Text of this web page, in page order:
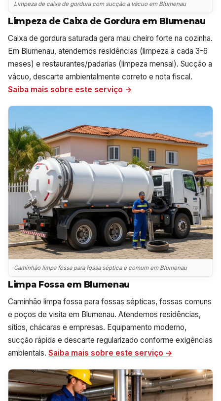
Limpeza de caixa de gordura com sucção a vácuo em Blumenau
Limpeza de Caixa de Gordura em Blumenau
Caixa de gordura saturada gera mau cheiro forte na cozinha.
Em Blumenau, atendemos residências (limpeza a cada 3-6
meses) e restaurantes/padarias (limpeza mensal). Sucção a
vácuo, descarte ambientalmente correto e nota fiscal.
Saiba mais sobre este serviço →
Caminhão limpa fossa para fossa séptica e comum em Blumenau
Limpa Fossa em Blumenau
Caminhão limpa fossa para fossas sépticas, fossas comuns
e poços de visita em Blumenau. Atendemos residências,
sítios, chácaras e empresas. Equipamento moderno,
sucção rápida e descarte regularizado conforme exigências
ambientais. Saiba mais sobre este serviço →